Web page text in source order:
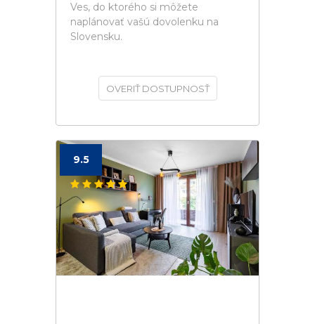
Ves, do ktorého si môžete
naplánovať vašú dovolenku na
Slovensku.
OVERIŤ DOSTUPNOSŤ
9.5